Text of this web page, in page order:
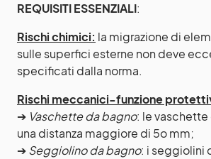
REQUISITI ESSENZIALI:
Rischi chimici: la migrazione di
sulle superfici esterne non deve
specificati dalla norma.
Rischi meccanici-funzione
➔ Vaschette da bagno: le vaschette
una distanza maggiore di 5o mm;
➔Seggiolino da bagno: i seggiolini